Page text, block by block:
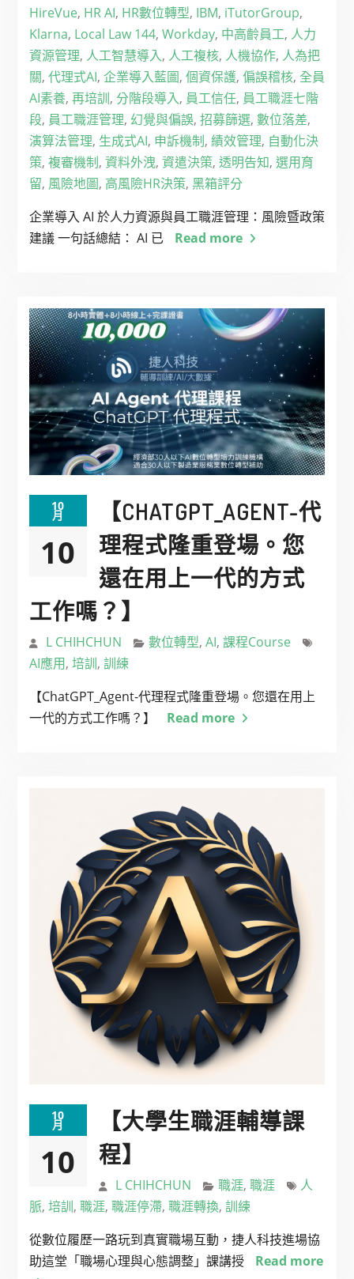
HireVue, HR AI, HR數位轉型, IBM, iTutorGroup,
Klarna, Local Law 144, Workday, 中高齡員工, 人力
資源管理, 人工智慧導入, 人工複核, 人機協作, 人為把
關, 代理式AI, 企業導入藍圖, 個資保護, 偏誤稽核, 全員
AI素養, 再培訓, 分階段導入, 員工信任, 員工職涯七階
段, 員工職涯管理, 幻覺與偏誤, 招募篩選, 數位落差,
演算法管理, 生成式AI, 申訴機制, 績效管理, 自動化決
策, 複審機制, 資料外洩, 資遣決策, 透明告知, 選用育
留, 風險地圖, 高風險HR決策, 黑箱評分
企業導入 AI 於人力資源與員工職涯管理：風險暨政策
建議 一句話總結： AI 已
Read more
10
月
10
【CHATGPT_AGENT-代
理程式隆重登場。您
還在用上一代的方式
工作嗎？】
L CHIHCHUN 數位轉型, AI, 課程Course
AI應用, 培訓, 訓練
【ChatGPT_Agent-代理程式隆重登場。您還在用上
一代的方式工作嗎？】
Read more
10
月
10
【大學生職涯輔導課
程】
L CHIHCHUN 職涯, 職涯
人
脈, 培訓, 職涯, 職涯停滯, 職涯轉換, 訓練
從數位履歷一路玩到真實職場互動，捷人科技進場協
助這堂「職場心理與心態調整」課講授
Read more